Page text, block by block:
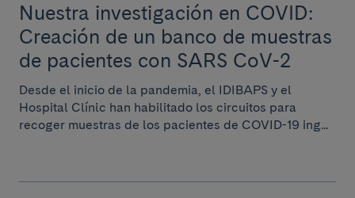
Nuestra investigación en COVID:
Creación de un banco de muestras
de pacientes con SARS CoV-2
Desde el inicio de la pandemia, el IDIBAPS y el
Hospital Clínic han habilitado los circuitos para
recoger muestras de los pacientes de COVID-19 ing...